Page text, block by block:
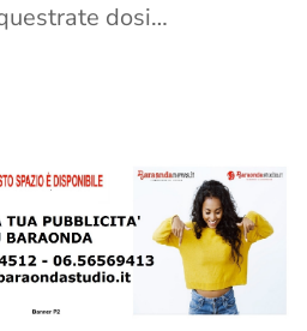
dosi…